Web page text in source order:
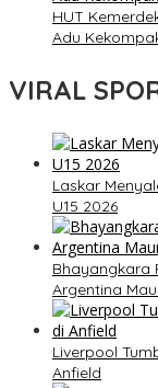
HUT
Adu
VIRAL
Laskar
U15 2026
Bhayangkara
Argentina
Liverpool
Anfield